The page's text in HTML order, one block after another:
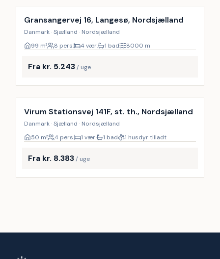
Gransangervej 16, Langesø, Nordsjælland
Danmark · Sjælland · Nordsjælland
99 m² 8 pers. 4 vær. 1 bad 8000 m
Fra kr. 5.243/ uge
Virum Stationsvej 141F, st. th., Nordsjælland
Danmark · Sjælland · Nordsjælland
50 m² 4 pers. 1 vær. 1 bad 1 husdyr tilladt
Fra kr. 8.383/ uge